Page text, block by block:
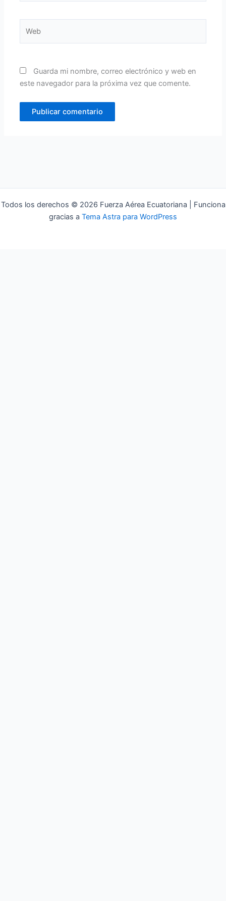
Guarda mi nombre, correo electrónico y web en
este navegador para la próxima vez que comente.
Todos los derechos © 2026 Fuerza Aérea Ecuatoriana | Funciona
gracias a Tema Astra para WordPress